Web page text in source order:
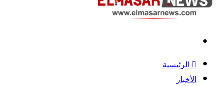
الرئيسية
الأخبار